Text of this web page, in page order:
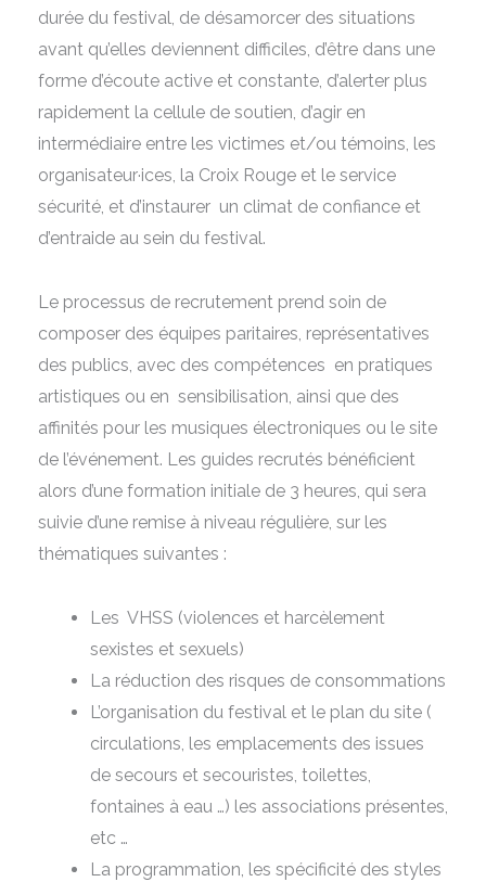
durée du festival, de désamorcer des situations
avant qu’elles deviennent difficiles, d’être dans une
forme d’écoute active et constante, d’alerter plus
rapidement la cellule de soutien, d’agir en
intermédiaire entre les victimes et/ou témoins, les
organisateur·ices, la Croix Rouge et le service
sécurité, et d’instaurer un climat de confiance et
d’entraide au sein du festival.
Le processus de recrutement prend soin de
composer des équipes paritaires, représentatives
des publics, avec des compétences en pratiques
artistiques ou en sensibilisation, ainsi que des
affinités pour les musiques électroniques ou le site
de l’événement. Les guides recrutés bénéficient
alors d’une formation initiale de 3 heures, qui sera
suivie d’une remise à niveau régulière, sur les
thématiques suivantes :
Les VHSS (violences et harcèlement
sexistes et sexuels)
La réduction des risques de consommations
L’organisation du festival et le plan du site (
circulations, les emplacements des issues
de secours et secouristes, toilettes,
fontaines à eau …) les associations présentes,
etc …
La programmation, les spécificité des styles